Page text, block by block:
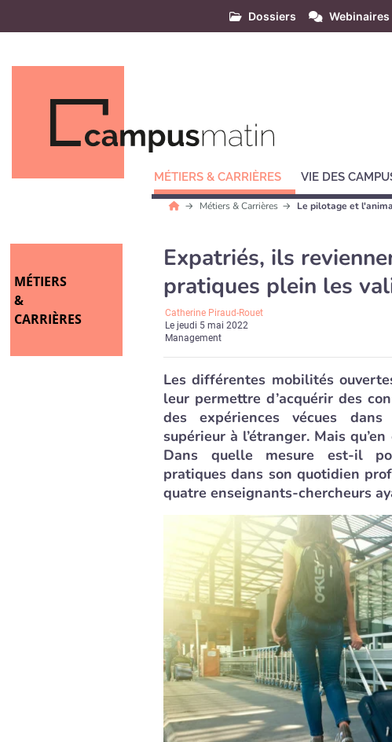
Dossiers Webinaires
MÉTIERS & CARRIÈRES VIE DES
Métiers & Carrières Le pilotage et
MÉTIERS
&
CARRIÈRES
Expatriés, ils
pratiques plein les
Catherine Piraud-Rouet
Lejeudi 5 mai 2022
Management
Les différentes mobilités
leur permettre d’acquérir des
des expériences vécues dans
supérieur à l’étranger. Mais
Dans quelle mesure est-il
pratiques dans son quotidien
quatre enseignants-chercheurs